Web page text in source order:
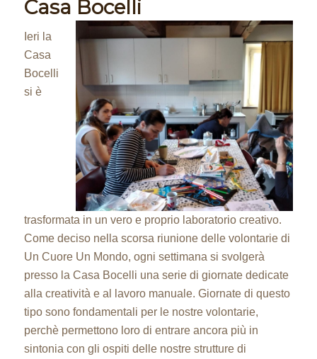
Casa Bocelli
Ieri la
Casa
Bocelli
si è
trasformata in un vero e proprio laboratorio creativo.
Come deciso nella scorsa riunione delle volontarie di
Un Cuore Un Mondo, ogni settimana si svolgerà
presso la Casa Bocelli una serie di giornate dedicate
alla creatività e al lavoro manuale. Giornate di questo
tipo sono fondamentali per le nostre volontarie,
perchè permettono loro di entrare ancora più in
sintonia con gli ospiti delle nostre strutture di